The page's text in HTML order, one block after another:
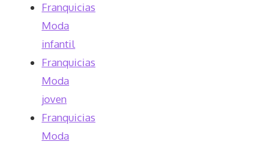
Franquicias
Moda
infantil
Franquicias
Moda
joven
Franquicias
Moda